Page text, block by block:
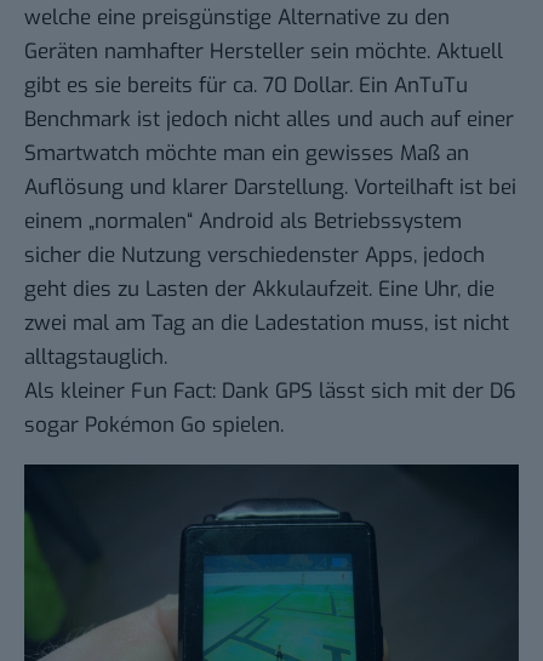
welche eine preisgünstige Alternative zu den
Geräten namhafter Hersteller sein möchte. Aktuell
gibt es sie bereits für ca. 70 Dollar. Ein AnTuTu
Benchmark ist jedoch nicht alles und auch auf einer
Smartwatch möchte man ein gewisses Maß an
Auflösung und klarer Darstellung. Vorteilhaft ist bei
einem „normalen“ Android als Betriebssystem
sicher die Nutzung verschiedenster Apps, jedoch
geht dies zu Lasten der Akkulaufzeit. Eine Uhr, die
zwei mal am Tag an die Ladestation muss, ist nicht
alltagstauglich.
Als kleiner Fun Fact: Dank GPS lässt sich mit der D6
sogar Pokémon Go spielen.